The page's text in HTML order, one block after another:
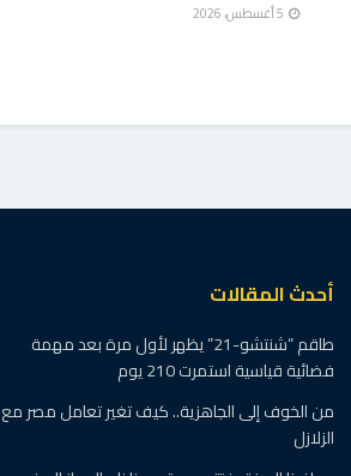
أحدث المقالات
طاقم “شنتشو-21” يظهر لأول مرة بعد مهمة
فضائية قياسية استمرت 210 يوم
من الخوف إلى الجاهزية.. كيف تغير تعامل مصر مع
الزلازل